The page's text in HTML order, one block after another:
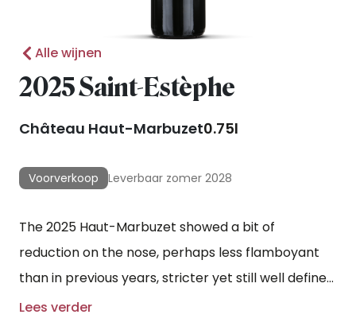
Alle wijnen
2025 Saint-Estèphe
Château Haut-Marbuzet0.75l
Voorverkoop Leverbaar zomer 2028
The 2025 Haut-Marbuzet showed a bit of
reduction on the nose, perhaps less flamboyant
than in previous years, stricter yet still well defined.
The palate is medium-bodied, with pliant tannins,
Lees verder